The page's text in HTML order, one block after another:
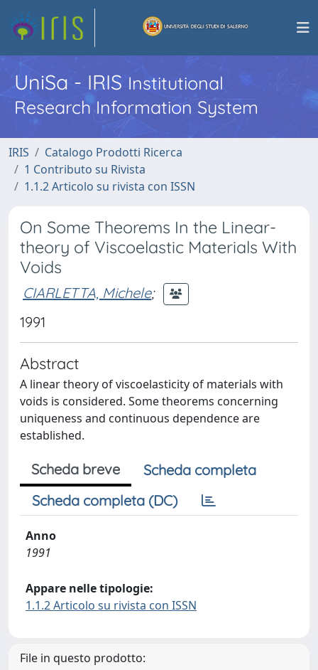
UniSa - IRISInstitutional
Research Information System
IRIS
Catalogo Prodotti Ricerca
1 Contributo su Rivista
1.1.2 Articolo su rivista con ISSN
On Some Theorems In the Linear-
theory of Viscoelastic Materials With
Voids
CIARLETTA, Michele;
1991
Abstract
A linear theory of viscoelasticity of materials with
voids is considered. Some theorems concerning
uniqueness and continuous dependence are
established.
Scheda breve
Scheda completa
Scheda completa (DC)
Anno
1991
Appare nelle tipologie:
1.1.2 Articolo su rivista con ISSN
File in questo prodotto: